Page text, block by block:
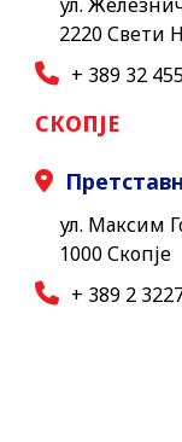
2220 Свети
+ 389 32
СКОПЈЕ
ул. Максим
1000 Скопје
+ 389 2